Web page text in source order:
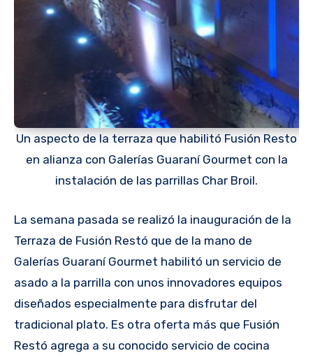
Un aspecto de la terraza que habilitó Fusión Resto
en alianza con Galerías Guaraní Gourmet con la
instalación de las parrillas Char Broil.
La semana pasada se realizó la inauguración de la
Terraza de Fusión Restó que de la mano de
Galerías Guaraní Gourmet habilitó un servicio de
asado a la parrilla con unos innovadores equipos
diseñados especialmente para disfrutar del
tradicional plato. Es otra oferta más que Fusión
Restó agrega a su conocido servicio de cocina